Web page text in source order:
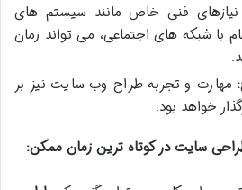
فنی خاص مانند سیستم های
با شبکه های اجتماعی، می تواند زمان
مهارت و تجربه طراح وب سایت نیز بر
خواهد بود.
سایت در کوتاه ترین زمان ممکن: